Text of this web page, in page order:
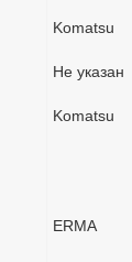
Komatsu
Не указан
Komatsu
ERMA